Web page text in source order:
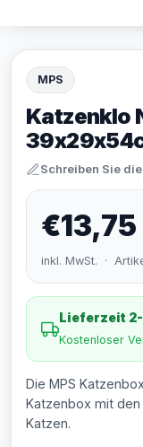
MPS
Katzenklo
Schreiben Sie
€13,75
inkl. MwSt. ·
Lieferzeit
Kostenloser
Die MPS
Katzenbox mit
Katzen.